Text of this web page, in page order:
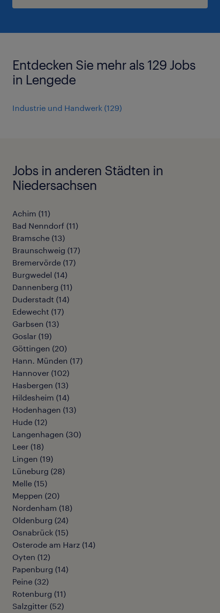
Entdecken Sie mehr als 129 Jobs
in Lengede
Industrie und Handwerk (129)
Jobs in anderen Städten in
Niedersachsen
Achim (11)
Bad Nenndorf (11)
Bramsche (13)
Braunschweig (17)
Bremervörde (17)
Burgwedel (14)
Dannenberg (11)
Duderstadt (14)
Edewecht (17)
Garbsen (13)
Goslar (19)
Göttingen (20)
Hann. Münden (17)
Hannover (102)
Hasbergen (13)
Hildesheim (14)
Hodenhagen (13)
Hude (12)
Langenhagen (30)
Leer (18)
Lingen (19)
Lüneburg (28)
Melle (15)
Meppen (20)
Nordenham (18)
Oldenburg (24)
Osnabrück (15)
Osterode am Harz (14)
Oyten (12)
Papenburg (14)
Peine (32)
Rotenburg (11)
Salzgitter (52)